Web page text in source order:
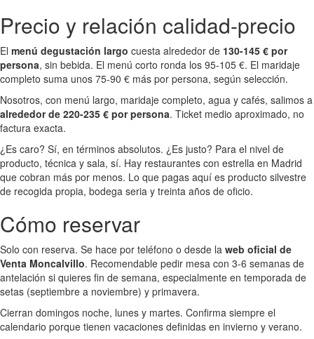
Precio y relación calidad-precio
El menú degustación largo cuesta alrededor de 130-145 € por
persona, sin bebida. El menú corto ronda los 95-105 €. El maridaje
completo suma unos 75-90 € más por persona, según selección.
Nosotros, con menú largo, maridaje completo, agua y cafés, salimos a
alrededor de 220-235 € por persona. Ticket medio aproximado, no
factura exacta.
¿Es caro? Sí, en términos absolutos. ¿Es justo? Para el nivel de
producto, técnica y sala, sí. Hay restaurantes con estrella en Madrid
que cobran más por menos. Lo que pagas aquí es producto silvestre
de recogida propia, bodega seria y treinta años de oficio.
Cómo reservar
Solo con reserva. Se hace por teléfono o desde la web oficial de
Venta Moncalvillo. Recomendable pedir mesa con 3-6 semanas de
antelación si quieres fin de semana, especialmente en temporada de
setas (septiembre a noviembre) y primavera.
Cierran domingos noche, lunes y martes. Confirma siempre el
calendario porque tienen vacaciones definidas en invierno y verano.